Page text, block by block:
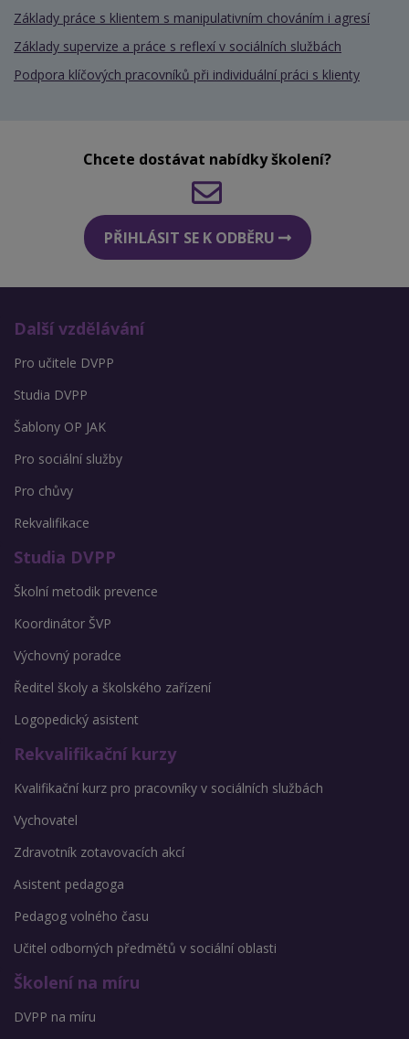
Základy práce s klientem s manipulativním chováním i agresí
Základy supervize a práce s reflexí v sociálních službách
Podpora klíčových pracovníků při individuální práci s klienty
Chcete dostávat nabídky školení?
PŘIHLÁSIT SE K ODBĚRU
Další vzdělávání
Pro učitele DVPP
Studia DVPP
Šablony OP JAK
Pro sociální služby
Pro chůvy
Rekvalifikace
Studia DVPP
Školní metodik prevence
Koordinátor ŠVP
Výchovný poradce
Ředitel školy a školského zařízení
Logopedický asistent
Rekvalifikační kurzy
Kvalifikační kurz pro pracovníky v sociálních službách
Vychovatel
Zdravotník zotavovacích akcí
Asistent pedagoga
Pedagog volného času
Učitel odborných předmětů v sociální oblasti
Školení na míru
DVPP na míru